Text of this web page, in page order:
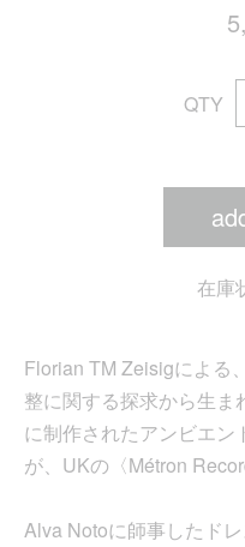
QTY
在庫
Florian TM Zeisigによる
整に関する探求から生
に制作されたアンビエン
が、UKの〈Métron
Alva Notoに師事したド